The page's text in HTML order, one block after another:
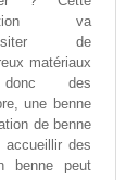
va
de
matériaux
des
une benne
de benne
accueillir des
benne peut